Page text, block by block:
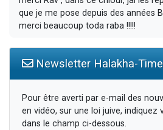
que je me pose depuis des années
merci beaucoup toda raba !!!!!
Newsletter Halakha-Time
Pour être averti par e-mail des
en vidéo, sur une loi juive, indiquez
dans le champ ci-dessous.